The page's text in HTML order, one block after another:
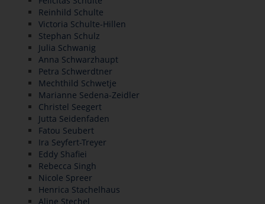
Reinhild Schulte
Victoria Schulte-Hillen
Stephan Schulz
Julia Schwanig
Anna Schwarzhaupt
Petra Schwerdtner
Mechthild Schwetje
Marianne Sedena-Zeidler
Christel Seegert
Jutta Seidenfaden
Fatou Seubert
Ira Seyfert-Treyer
Eddy Shafiei
Rebecca Singh
Nicole Spreer
Henrica Stachelhaus
Aline Stechel